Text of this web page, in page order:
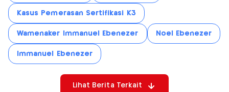
Kasus Pemerasan Sertifikasi K3
Wamenaker Immanuel Ebenezer Noel Ebenezer
Immanuel Ebenezer
Lihat Berita Terkait